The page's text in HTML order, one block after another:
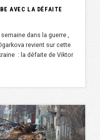
AVEC LA DÉFAITE
dans la guerre ,
revient sur cette
: la défaite de Viktor